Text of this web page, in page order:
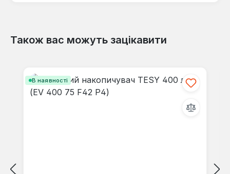
Відгуків не знайдено. Поділіться
Також вас можуть зацікавити
В наявності